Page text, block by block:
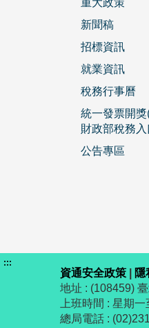
重大政策
新聞稿
招標資訊
就業資訊
稅務行事曆
統一發票開獎
財政部稅務
公告專區
:::
資通安全政策 隱
地址 : (108459)
上班時間 : 星期
總局電話 :